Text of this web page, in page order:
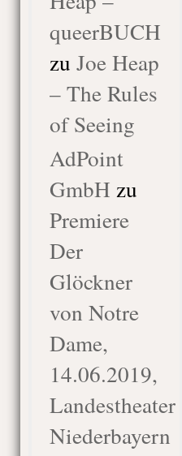
queerBUCH
zu Joe Heap
– The Rules
of Seeing
AdPoint
GmbH zu
Premiere
Der
Glöckner
von Notre
Dame,
14.06.2019,
Landestheater
Niederbayern